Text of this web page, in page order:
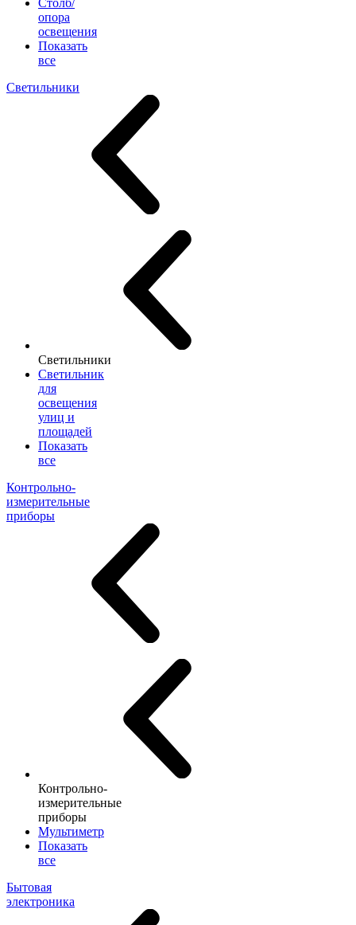
Столб/
опора
освещения
Показать
все
Светильники
Светильники
Светильник
для
освещения
улиц и
площадей
Показать
все
Контрольно-
измерительные
приборы
Контрольно-
измерительные
приборы
Мультиметр
Показать
все
Бытовая
электроника